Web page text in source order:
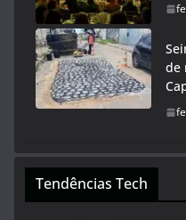
de
Tendências Tech